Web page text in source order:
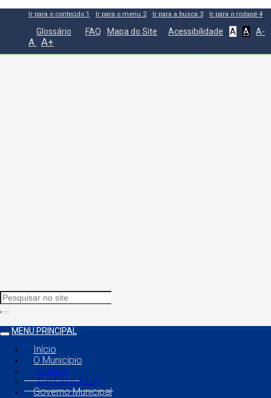
Ir para o conteúdo 1 Ir para o menu 2 Ir para a busca 3 Ir para o rodapé 4
Glossário FAQ Mapa do Site Acessibilidade A A A-
A A+
MENU PRINCIPAL
Início
O Município
História
Telefones Úteis
Governo Municipal